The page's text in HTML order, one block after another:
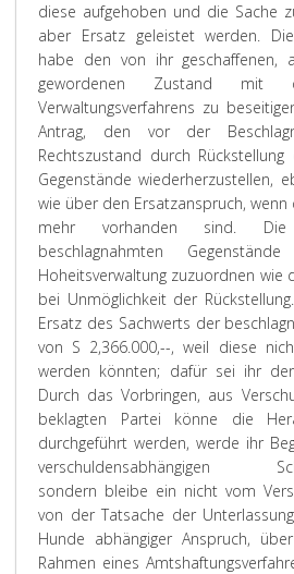
diese aufgehoben und die Sache
aber Ersatz geleistet werden.
habe den von ihr geschaffenen,
gewordenen Zustand
Verwaltungsverfahrens zu
Antrag, den vor der
Rechtszustand durch
Gegenstände wiederherzustellen,
wie über den Ersatzanspruch,
mehr vorhanden sind. Die
beschlagnahmten
Hoheitsverwaltung zuzuordnen wie
bei Unmöglichkeit der
Ersatz des Sachwerts der
von S 2,366.000,--, weil diese
werden könnten; dafür sei ihr der
Durch das Vorbringen, aus
beklagten Partei könne die
durchgeführt werden, werde ihr
verschuldensabhängigen
sondern bleibe ein nicht vom
von der Tatsache der
Hunde abhängiger Anspruch,
Rahmen eines